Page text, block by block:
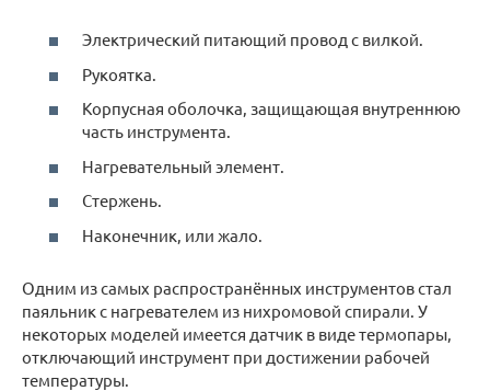
Электрический питающий провод с вилкой.
Рукоятка.
Корпусная оболочка, защищающая внутреннюю
часть инструмента.
Нагревательный элемент.
Стержень.
Наконечник, или жало.
Одним из самых распространённых инструментов стал
паяльник с нагревателем из нихромовой спирали. У
некоторых моделей имеется датчик в виде термопары,
отключающий инструмент при достижении рабочей
температуры.